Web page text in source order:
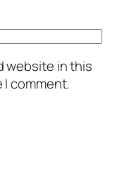
website in this
comment.